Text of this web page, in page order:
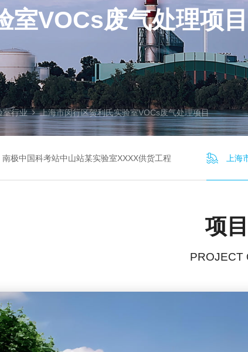
制药化
更多
制药化
更多
光伏电
更多
注塑行
更多
焦化工
更多
焦化工
更多
造纸污
更多
生活污
更多
大型垃
更多
大型垃
更多
沙特阿拉伯麦加某大型污水处理厂除臭
爱沙尼亚共和
Magnequench年产
涂装废
更多
油‭‬厂‭‬危‭‬废‭‬库‭‬废‭‬气‭‬处‭‬理‭‬项‭‬目‭‬（‭‬公‭‬用‭‬工‭‬程‭‬一‭‬
部‭‬废‭‬气‭‬处‭‬理‭‬装‭‬置‭‬）
陕西省榆林市华北
中处理厂
更多
新疆维吾尔自治区天雨煤化污水VOCs
山东省济宁市
更多
山东省济宁市济矿煤化除臭项目
山东省济宁市炜杰
水处理站
更多
福建省宁德市宁德时代RTO改造二期项
安徽省芜湖市无为
装线项目RTO
更多
湖北省宜昌市宜昌邦普宜化新材料有限
公司M98车间VOC收集处理系统设备
江西省新余市江西
司碱浸线氢气吸
更多
安徽省芜湖市芜湖协鑫集成新能源科技
有限公司芜湖2GW扩产及电池研发中试
线项目
更多
安徽省芜湖市无为县比亚迪某车间RTO
上海市上海海拉
VOCs废
更多
上海市宝山区光驰半导体废气处理项目
安徽省合肥市长鑫
施工
更多
江苏省宿迁市振兴化工污水站除臭项目
江苏省宿迁市振兴
除
更多
上海市浦东新区丹纳赫中国诊断平台研
上海市奉贤区药明
更多
爱沙尼亚共和国Neo-麦格昆磁
Magnequench年产XXXX吨稀土永磁块
涂装废气处理项目
安徽省滁州市秀朗
除
更多
福建省福州市连江县东丽可门绿色纺织
园区污水处理厂除臭设备项目
更多
浙江省嘉兴市优蕾食品生物滤池设备供
江苏省徐州市君乐
处
更多
江苏省苏州市席邦实业YQA一体机供货
上海市松江区阿克
更多
江苏省南通市药明康德医药供货项目
江苏省南京市天印
购及安
更多
四川省乐山市阳光造纸厂锅炉烟气项目
贵州省贵阳市赤天
更多
上海市闵行区贺利氏实验室VOCs废气
上海市浦东新区海
废气
更多
浙江省丽水市丽水开发区垃圾中转站除
浙江省台州市玉环
更多
北京市北京化工大学垃圾站除臭供货项
江苏省某项目立柜
采
更多
沙特阿拉伯麦加某大型污水处理厂除臭
陕西省宝鸡市梅县
更多
沸石转轮+RCO 洗
更多
RTO蓄热式氧化炉 沸石转
喷淋塔
更多
VOCs一体化处理设备
更多
生物除臭
更多
耦合催化一体机
更多
光催化除臭设备 负压
更多
生物填料 催
更多
羿案例 | 宁德时代VOCs废气治理项目
又双叒叕中标！羿
域废气治
更多
羿案例 | 新疆天雨煤化集团废气治理项
羿案例 | 上海海擎
完
更多
创业基金会访谈 | 创新型环保企业发展
奋斗者 | 羿清环保
经理熊士良获
更多
羿清环保受邀参加“科创中国”青年创业
榜单一长三角G60科创走廊U30“星耀
G60”创业人才榜单发布活动
喜讯 | 羿清环保在
大赛中
更多
羿品牌 | 羿清环保2021年企业大学学习
羿品牌 | 羿清环保
《战狼特训营-向华
现
更多
玻璃
更多
专利证书
企业荣誉
下载中心
小红书
室VOCs废气处理项目
室行业 上海市闵行区贺利氏实验室VOCs废气处理项目
南极中国科考站中山站某实验室XXXX供货工程 上海
项
PROJECT